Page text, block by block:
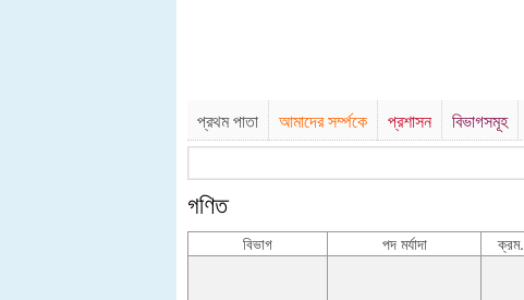
প্রথম পাতা আমাদের সর্ম্পকে প্রশাসন বিভাগসমূহ
গণিত
বিভাগ পদ মর্যাদা ক্রম.